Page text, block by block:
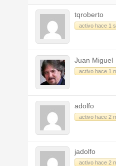
tqroberto
activo hace 1
Juan Miguel
activo hace 1
adolfo
activo hace 2
jadolfo
activo hace 2